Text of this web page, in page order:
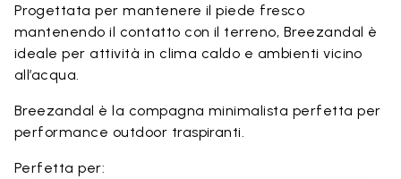
Progettata per mantenere il piede fresco
mantenendo il contatto con il terreno, Breezandal è
ideale per attività in clima caldo e ambienti vicino
all’acqua.
Breezandal è la compagna minimalista perfetta per
performance outdoor traspiranti.
Perfetta per: